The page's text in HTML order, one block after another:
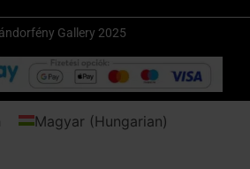
Gallery 2025
Magyar (Hungarian)